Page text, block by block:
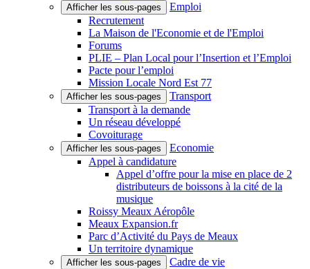
Afficher les sous-pages
Emploi
Recrutement
La Maison de l'Economie et de l'Emploi
Forums
PLIE – Plan Local pour l’Insertion et l’Emploi
Pacte pour l’emploi
Mission Locale Nord Est 77
Afficher les sous-pages
Transport
Transport à la demande
Un réseau développé
Covoiturage
Afficher les sous-pages
Economie
Appel à candidature
Appel d’offre pour la mise en place de 2
distributeurs de boissons à la cité de la
musique
Roissy Meaux Aéropôle
Meaux Expansion.fr
Parc d’Activité du Pays de Meaux
Un territoire dynamique
Afficher les sous-pages
Cadre de vie